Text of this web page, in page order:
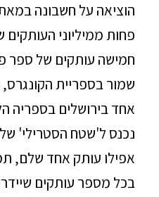
הוציאה על חשבונה
פחות ממיליוני
חמישה עותקים של ספר
שמור בספריית
אחד בירושלים בספריה
נכנס ל'שטח הסטרילי'
אפילו עותק אחד שלם,
בכל מספר עותקים